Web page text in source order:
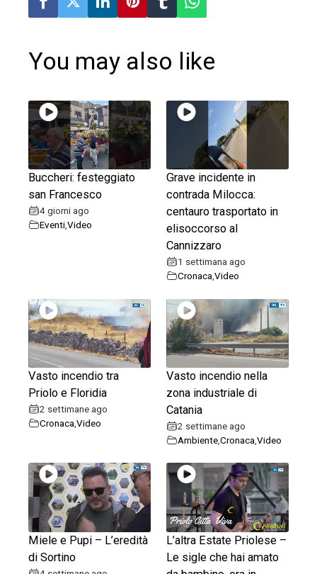
You may also like
Buccheri: festeggiato
san Francesco
4 giorni ago
EventiVideo
Grave incidente in
contrada Milocca:
centauro trasportato in
elisoccorso al
Cannizzaro
1 settimana ago
Cronaca ,Video
Vasto incendio tra
Priolo e Floridia
2 settimane ago
Cronaca Video
Vasto incendio nella
zona industriale di
Catania
2 settimane ago
Ambiente,Cronaca ,Video
Miele e Pupi – L’eredità
di Sortino
L’altra Estate Priolese –
Le sigle che hai amato